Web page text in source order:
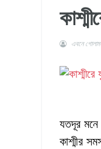
এবনে গোলাম
যতদূর মনে
কাশ্মীর